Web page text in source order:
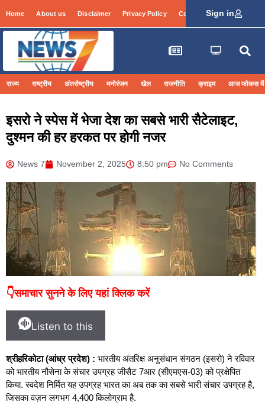
Home About us Disclaimer Privacy Policy Contact Info Login
Sign in
राज्य राष्ट्रीय अंतर्राष्ट्रीय मनोरंजन खेल राजनीति क्राइम आज फोकस में
इसरो ने स्पेस में भेजा देश का सबसे भारी सैटेलाइट,
दुश्मन की हर हरकत पर होगी नजर
News 7 November 2, 2025 8:50 pm No Comments
👇समाचार सुनने के लिए यहां क्लिक करें
Listen to this
श्रीहरिकोटा (आंध्र प्रदेश) : भारतीय अंतरिक्ष अनुसंधान संगठन (इसरो) ने रविवार
को भारतीय नौसेना के संचार उपग्रह जीसैट 7आर (सीएमएस-03) को प्रक्षेपित
किया. स्वदेश निर्मित यह उपग्रह भारत का अब तक का सबसे भारी संचार उपग्रह है,
जिसका वज़न लगभग 4,400 किलोग्राम है.